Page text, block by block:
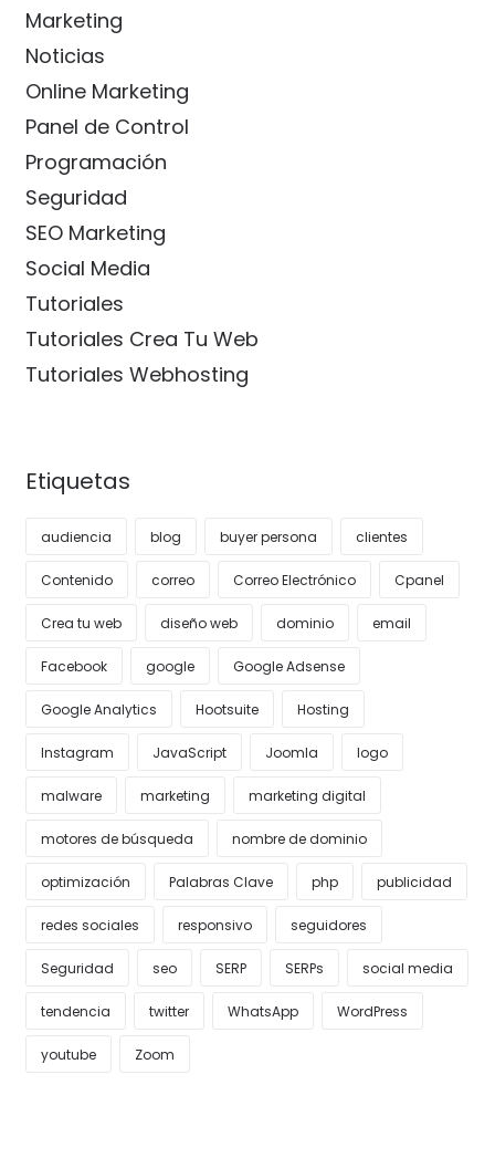
Marketing
Noticias
Online Marketing
Panel de Control
Programación
Seguridad
SEO Marketing
Social Media
Tutoriales
Tutoriales Crea Tu Web
Tutoriales Webhosting
Etiquetas
audiencia blog buyer persona clientes
Contenido correo Correo Electrónico Cpanel
Crea tu web diseño web dominio email
Facebook google Google Adsense
Google Analytics Hootsuite Hosting
Instagram JavaScript Joomla logo
malware marketing marketing digital
motores de búsqueda nombre de dominio
optimización Palabras Clave php publicidad
redes sociales responsivo seguidores
Seguridad seo SERP SERPs social media
tendencia twitter WhatsApp WordPress
youtube Zoom